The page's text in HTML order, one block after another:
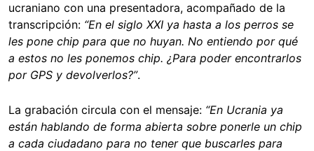
ucraniano con una presentadora, acompañado de la
transcripción: “En el siglo XXI ya hasta a los perros se
les pone chip para que no huyan. No entiendo por qué
a estos no les ponemos chip. ¿Para poder encontrarlos
por GPS y devolverlos?”.
La grabación circula con el mensaje: “En Ucrania ya
están hablando de forma abierta sobre ponerle un chip
a cada ciudadano para no tener que buscarles para